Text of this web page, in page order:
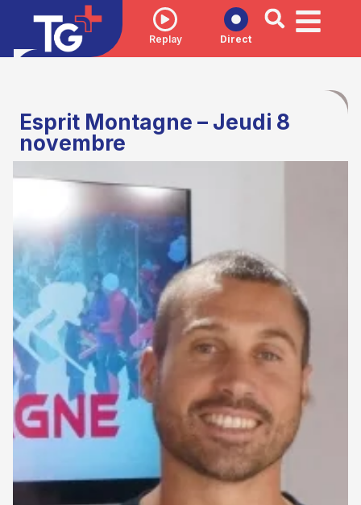
Replay Direct
Esprit Montagne – Jeudi 8
novembre